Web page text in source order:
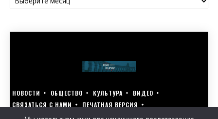
НОВОСТИ ОБЩЕСТВО КУЛЬТУРА
ВИДЕО
СВЯЗАТЬСЯ С НАМИ
ПЕЧАТНАЯ ВЕРСИЯ
ГОЛОСУЙ ЗА БЛАГОУСТРОЙСТВО СВОЕГО ГОРОДА 15–17 МАРТА